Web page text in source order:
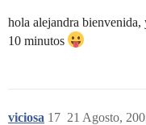
hola alejandra
10 minutos
viciosa 21 Agosto,
17